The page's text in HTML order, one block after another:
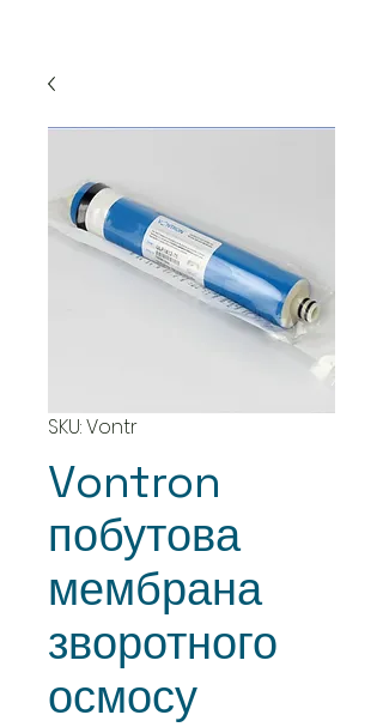
SKU: Vontr
Vontron
побутова
мембрана
зворотного
осмосу